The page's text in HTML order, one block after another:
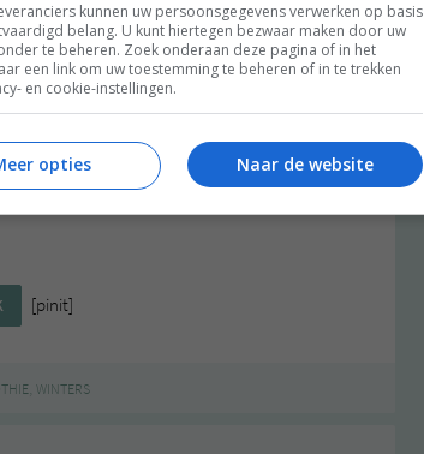
Hebben jullie nog meer tips om
je dit recept gaat proberen? Dat
[pinit]
, WINTERS
kunnen uw persoonsgegevens verwerken op basis
belang. U kunt hiertegen bezwaar maken door uw
te beheren. Zoek onderaan deze pagina of in het
een link om uw toestemming te beheren of in te trekken
en cookie-instellingen.
Naar de website
opties